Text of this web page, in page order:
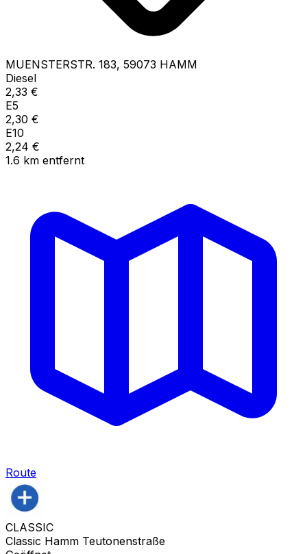
MUENSTERSTR. 183, 59073 HAMM
Diesel
2,33 €
E5
2,30 €
E10
2,24 €
1.6 km entfernt
Route
CLASSIC
Classic Hamm Teutonenstraße